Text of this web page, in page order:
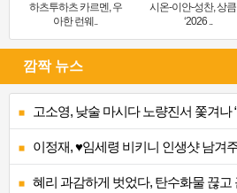
하츠투하츠 카르멘, 우
아한 런웨..
시온-이안-성찬, 상
‘2026 ..
깜짝 뉴스
고소영, 낮술 마시다 노량진서 쫓겨나
이정재, ♥임세령 비키니 인생샷 남겨
혜리 과감하게 벗었다, 탄수화물 끊고